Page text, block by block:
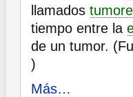
llamados
tiempo entre la
de un tumor.
)
Más…